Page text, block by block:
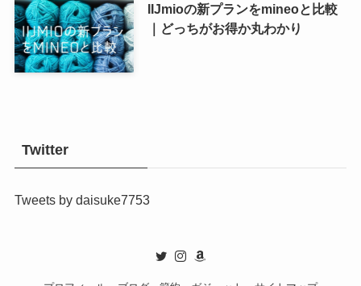
IIJmioの新プランをmineoと比較
｜どっちがお得か丸わかり
Twitter
Tweets by daisuke7753